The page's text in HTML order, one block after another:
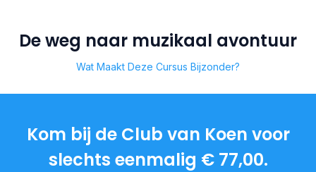
De weg naar muzikaal avontuur
Wat Maakt Deze Cursus Bijzonder?
Kom bij de Club van Koen voor
slechts eenmalig € 77,00.